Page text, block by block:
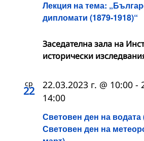
Лекция на тема:
дипломати (1879-1918)“
Заседателна зала на
исторически
ср
22
Световен ден на водата
Световен ден на
22.03.2023 г. @ 10:00 -
14:00